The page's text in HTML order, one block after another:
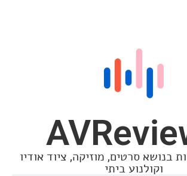
מוזיקה, ציוד אודיו
ביתי